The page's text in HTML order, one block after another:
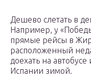
Дешево слетать в
Например, у
прямые рейсы в
расположенный
доехать на
Испании зимой.